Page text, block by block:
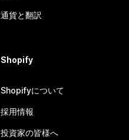
通貨と翻訳
Shopify
Shopifyについて
採用情報
投資家の皆様へ